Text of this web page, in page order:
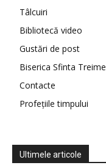
Tâlcuiri
Bibliotecă video
Gustări de post
Biserica Sfinta Treime
Contacte
Profețiile timpului
Ultimele articole